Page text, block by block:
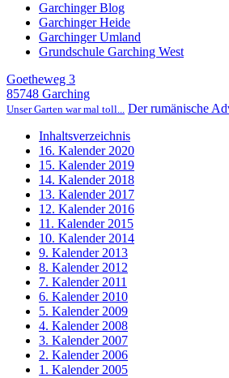
Garchinger Blog
Garchinger Heide
Garchinger Umland
Grundschule Garching West
Goetheweg 3
85748 Garching
Unser Garten war mal toll... Der rumänische
Inhaltsverzeichnis
16. Kalender 2020
15. Kalender 2019
14. Kalender 2018
13. Kalender 2017
12. Kalender 2016
11. Kalender 2015
10. Kalender 2014
9. Kalender 2013
8. Kalender 2012
7. Kalender 2011
6. Kalender 2010
5. Kalender 2009
4. Kalender 2008
3. Kalender 2007
2. Kalender 2006
1. Kalender 2005